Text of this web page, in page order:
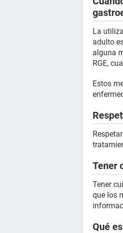
La
adulto
alguna
RGE,
Estos
Tener
Tener
que los
Qué